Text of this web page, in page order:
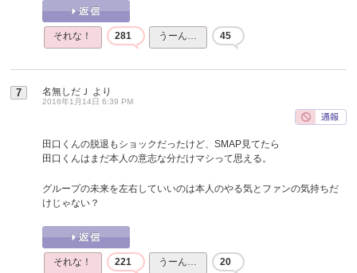
それな！ 281 うーん… 45
7 名無しだＪ より
2016年1月14日 6:39 PM
田口くんの脱退もショックだったけど、SMAP見てたら
田口くんはまだ本人の意志な分だけマシって思える。
グループの未来を左右していいのは本人のやる気とファンの気持ちだ
けじゃない？
それな！ 221 うーん… 20